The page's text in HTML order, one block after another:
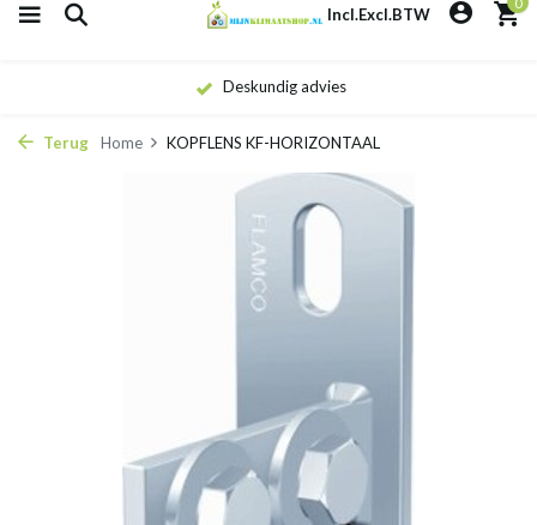
Incl.Excl.BTW
Deskundig advies
Terug Home KOPFLENS KF-HORIZONTAAL